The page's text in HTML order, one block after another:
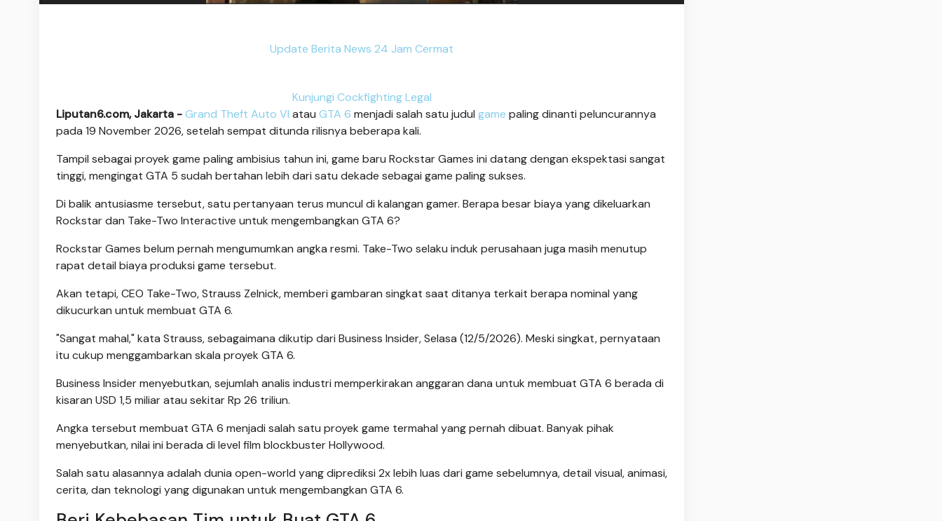
Update Berita News 24 Jam Cermat
Kunjungi Cockfighting Legal
Liputan6.com, Jakarta -Grand Theft Auto VI atau GTA 6 menjadi salah satu judul game paling dinanti peluncurannya
pada 19 November 2026, setelah sempat ditunda rilisnya beberapa kali.
Tampil sebagai proyek game paling ambisius tahun ini, game baru Rockstar Games ini datang dengan ekspektasi sangat
tinggi, mengingat GTA 5 sudah bertahan lebih dari satu dekade sebagai game paling sukses.
Di balik antusiasme tersebut, satu pertanyaan terus muncul di kalangan gamer. Berapa besar biaya yang dikeluarkan
Rockstar dan Take-Two Interactive untuk mengembangkan GTA 6?
Rockstar Games belum pernah mengumumkan angka resmi. Take-Two selaku induk perusahaan juga masih menutup
rapat detail biaya produksi game tersebut.
Akan tetapi, CEO Take-Two, Strauss Zelnick, memberi gambaran singkat saat ditanya terkait berapa nominal yang
dikucurkan untuk membuat GTA 6.
"Sangat mahal," kata Strauss, sebagaimana dikutip dari Business Insider, Selasa (12/5/2026). Meski singkat, pernyataan
itu cukup menggambarkan skala proyek GTA 6.
Business Insider menyebutkan, sejumlah analis industri memperkirakan anggaran dana untuk membuat GTA 6 berada di
kisaran USD 1,5 miliar atau sekitar Rp 26 triliun.
Angka tersebut membuat GTA 6 menjadi salah satu proyek game termahal yang pernah dibuat. Banyak pihak
menyebutkan, nilai ini berada di level film blockbuster Hollywood.
Salah satu alasannya adalah dunia open-world yang diprediksi 2x lebih luas dari game sebelumnya, detail visual, animasi,
cerita, dan teknologi yang digunakan untuk mengembangkan GTA 6.